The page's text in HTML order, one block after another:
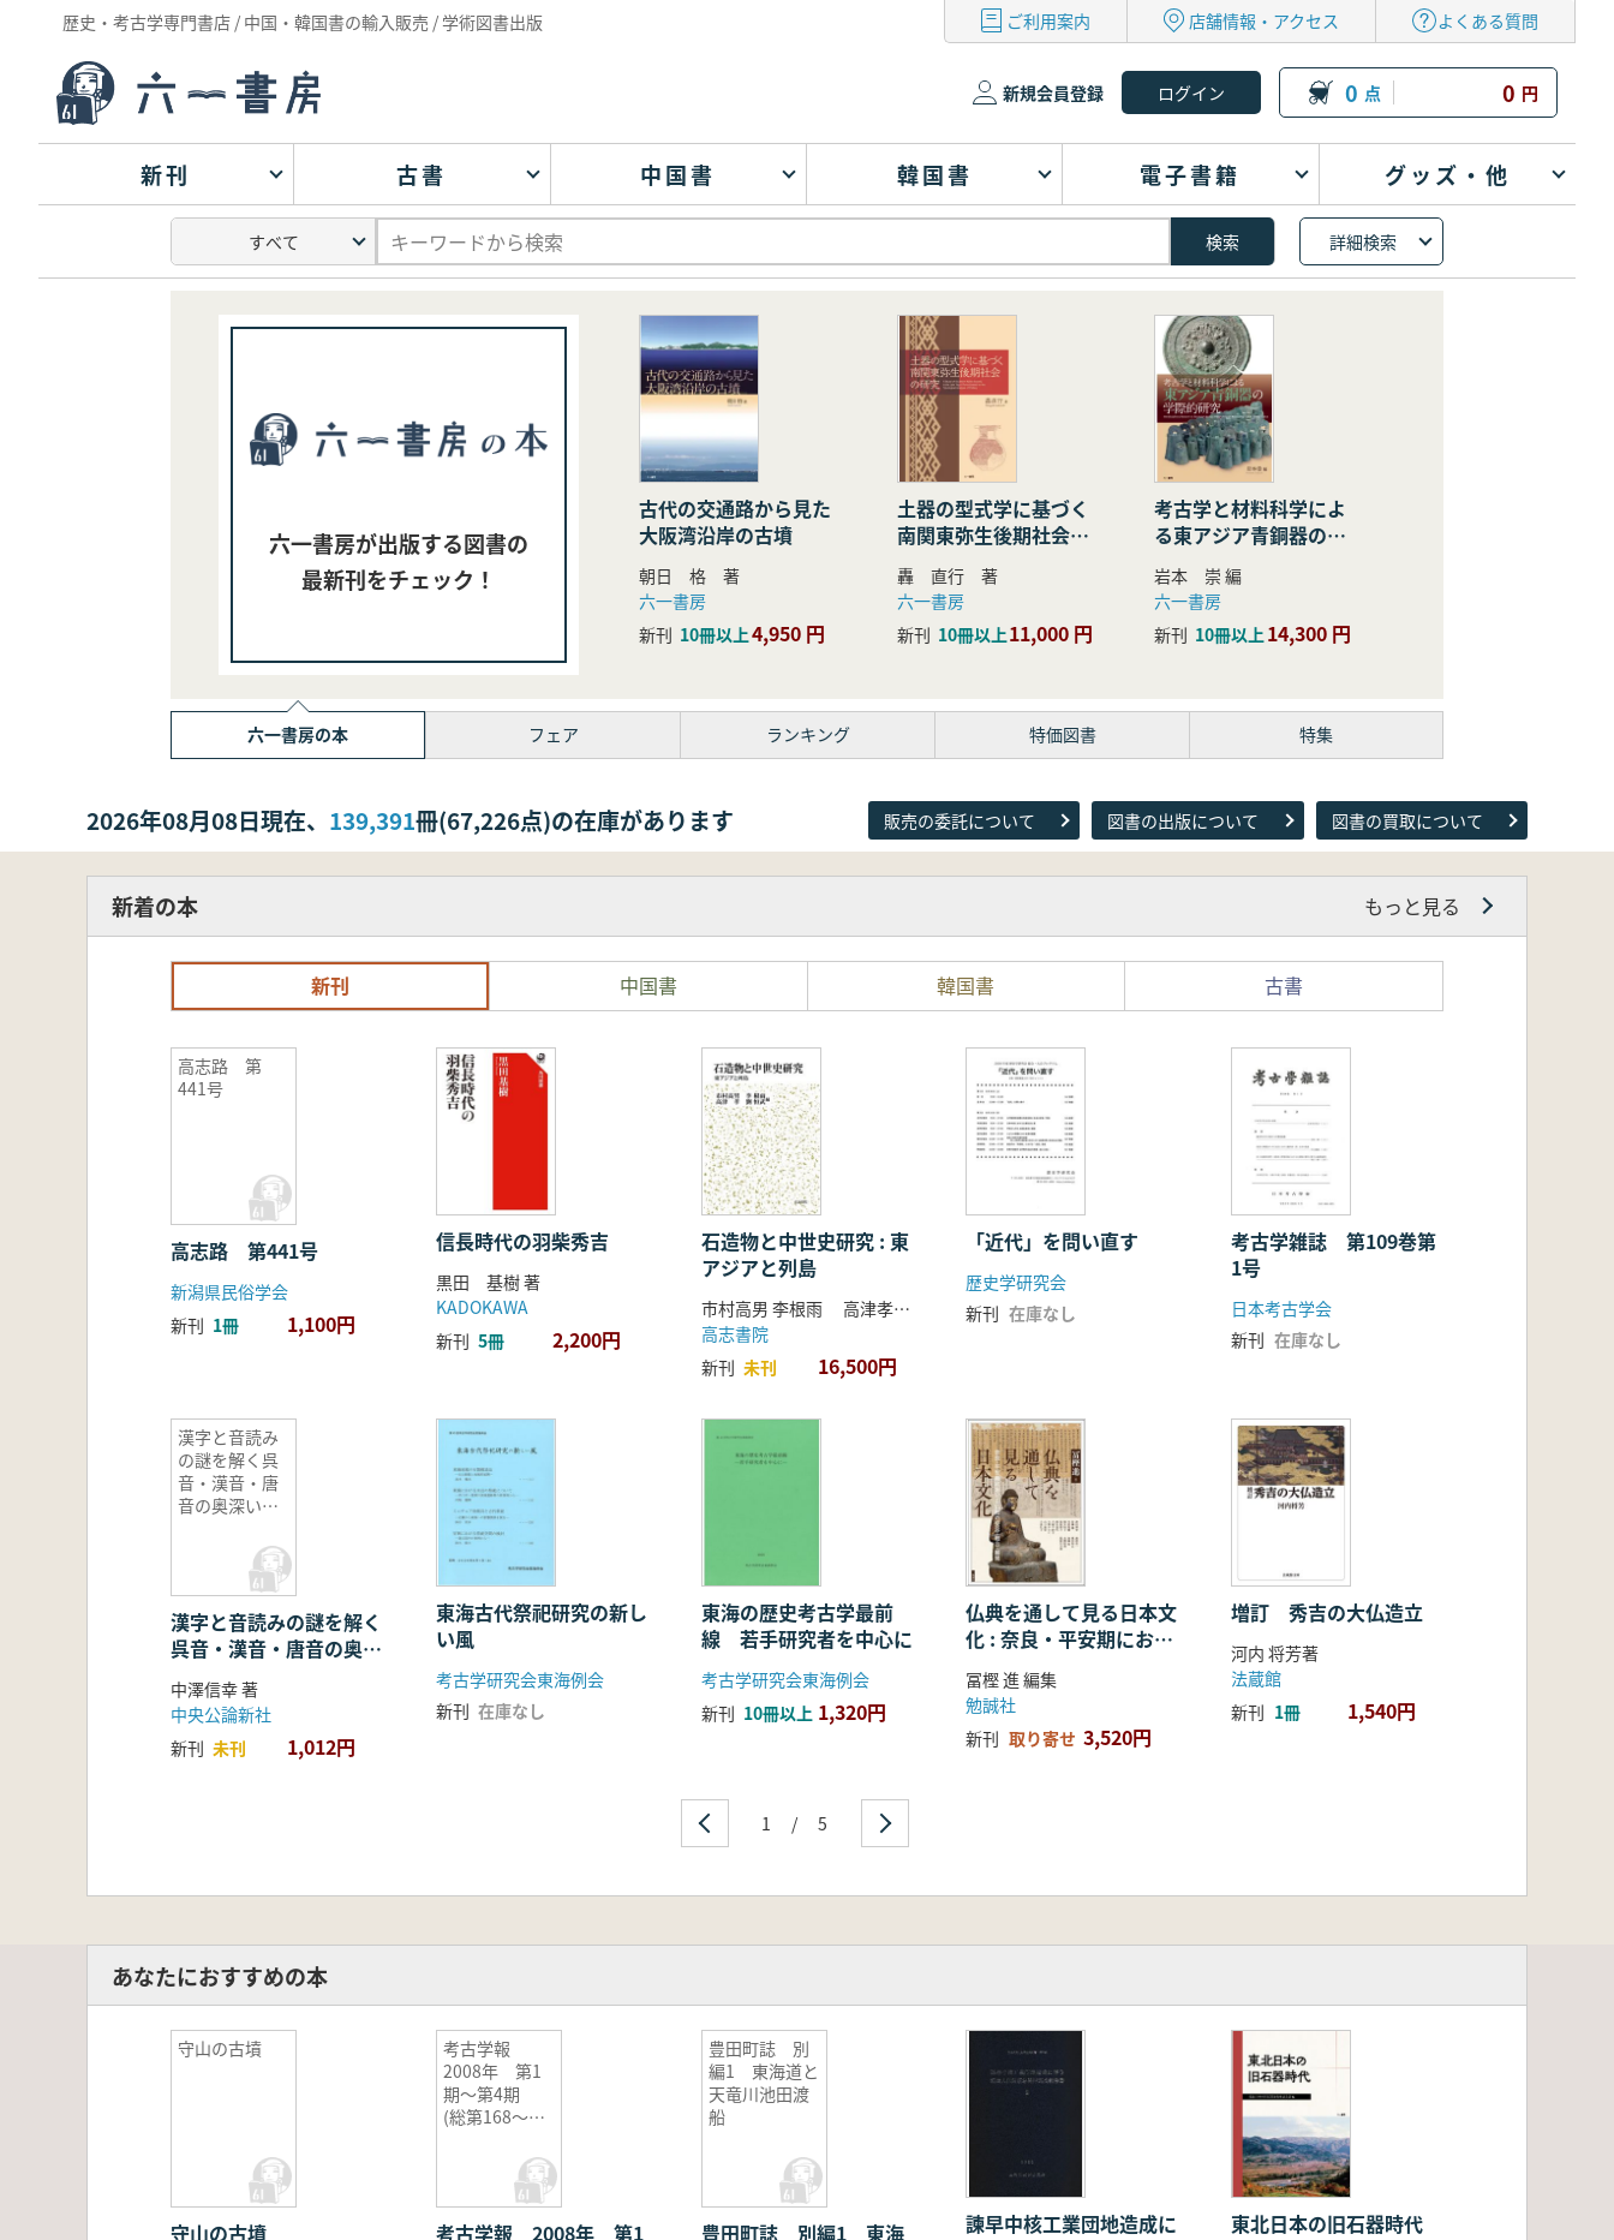
歴史・考古学専門書店 / 中国・韓国書の輸入販売 / 学術図書出版 ご利用案内 店舗情報・アクセス よくある質問
新規会員登録 0 点 0 円
新刊 古書 中国書 韓国書 電子書籍 グッズ・他
詳細検索
六一書房が出版する図書の
最新刊をチェック！
古代の交通路から見た
大阪湾沿岸の古墳
朝日 格 著
六一書房
新刊 10冊以上4,950 円
土器の型式学に基づく
南関東弥生後期社会の
研究
轟 直行 著
六一書房
新刊 10冊以上11,000 円
考古学と材料科学によ
る東アジア青銅器の学
際的研究
岩本 崇 編
六一書房
新刊 10冊以上14,300 円
六一書房の本 フェア ランキング 特価図書 特集
2026年08月08日現在、 139,391冊(67,226点)の在庫があります 販売の委託について 図書の出版について 図書の買取について
新着の本 もっと見る
新刊 中国書 韓国書 古書
高志路 第
441号
高志路 第441号
新潟県民俗学会
新刊 1冊 1,100円
信長時代の羽柴秀吉
黒田 基樹 著
KADOKAWA
新刊 5冊 2,200円
石造物と中世史研究 : 東
アジアと列島
市村高男 李根雨 高津孝 劉恒武 編
高志書院
新刊 未刊 16,500円
「近代」を問い直す
歴史学研究会
新刊 在庫なし
考古学雑誌 第109巻第
1号
日本考古学会
新刊 在庫なし
漢字と音読み
の謎を解く呉
音・漢音・唐
音の奥深い世
漢字と音読みの謎を解く
呉音・漢音・唐音の奥深
い世界
中澤信幸 著
中央公論新社
新刊 未刊 1,012円
東海古代祭祀研究の新し
い風
考古学研究会東海例会
新刊 在庫なし
東海の歴史考古学最前
線 若手研究者を中心に
考古学研究会東海例会
新刊 10冊以上 1,320円
仏典を通して見る日本文
化 : 奈良・平安期におけ
る仏教の受容・融合・展
開
冨樫 進 編集
勉誠社
新刊 取り寄せ 3,520円
増訂 秀吉の大仏造立
河内 将芳著
法蔵館
新刊 1冊 1,540円
1 / 5
あなたにおすすめの本
守山の古墳
守山の古墳
考古学報
2008年 第1
期〜第4期
(総第168〜
考古学報 2008年 第1
豊田町誌 別
編1 東海道と
天竜川池田渡
船
豊田町誌 別編1 東海
諫早中核工業団地造成に
東北日本の旧石器時代